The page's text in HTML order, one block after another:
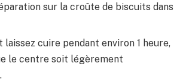
sur la croûte de biscuits dans
laissez cuire pendant environ 1 heure,
le centre soit légèrement